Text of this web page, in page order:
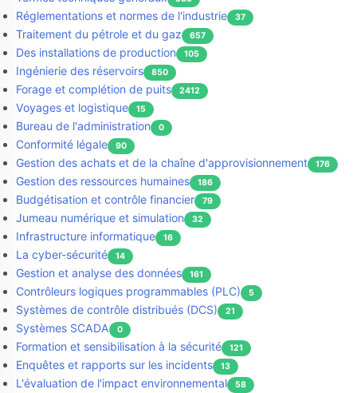
Réglementations et normes de l'industrie 37
Traitement du pétrole et du gaz 657
Des installations de production 105
Ingénierie des réservoirs 850
Forage et complétion de puits 2412
Voyages et logistique 15
Bureau de l'administration 0
Conformité légale 90
Gestion des achats et de la chaîne d'approvisionnement 176
Gestion des ressources humaines 186
Budgétisation et contrôle financier 79
Jumeau numérique et simulation 32
Infrastructure informatique 16
La cyber-sécurité 14
Gestion et analyse des données 161
Contrôleurs logiques programmables (PLC) 5
Systèmes de contrôle distribués (DCS) 21
Systèmes SCADA 0
Formation et sensibilisation à la sécurité 121
Enquêtes et rapports sur les incidents 13
L'évaluation de l'impact environnemental 58